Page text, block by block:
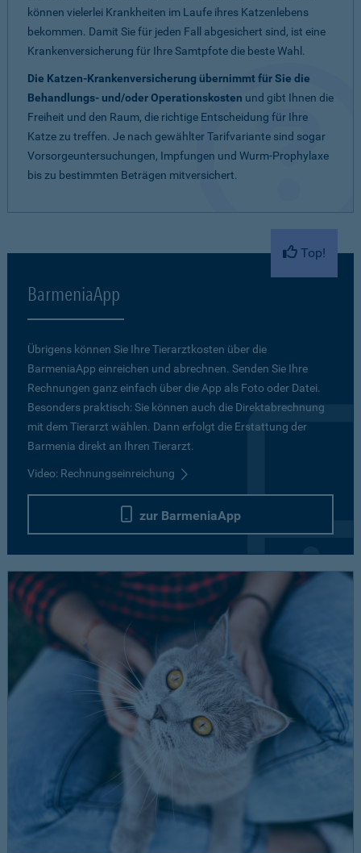
können vielerlei Krankheiten im Laufe ihres Katzenlebens
bekommen. Damit Sie für jeden Fall abgesichert sind, ist eine
Krankenversicherung für Ihre Samtpfote die beste Wahl.
Die Katzen-Krankenversicherung übernimmt für Sie die
Behandlungs- und/oder Operationskosten und gibt Ihnen die
Freiheit und den Raum, die richtige Entscheidung für Ihre
Katze zu treffen. Je nach gewählter Tarifvariante sind sogar
Vorsorgeuntersuchungen, Impfungen und Wurm-Prophylaxe
bis zu bestimmten Beträgen mitversichert.
Top!
BarmeniaApp
Übrigens können Sie Ihre Tierarztkosten über die
BarmeniaApp einreichen und abrechnen. Senden Sie Ihre
Rechnungen ganz einfach über die App als Foto oder Datei.
Besonders praktisch: Sie können auch die Direktabrechnung
mit dem Tierarzt wählen. Dann erfolgt die Erstattung der
Barmenia direkt an Ihren Tierarzt.
Video: Rechnungseinreichung
zur BarmeniaApp